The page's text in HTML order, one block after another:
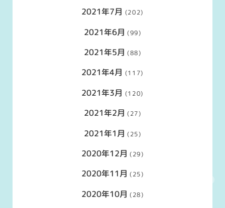
2021年7月 (202)
2021年6月 (99)
2021年5月 (88)
2021年4月 (117)
2021年3月 (120)
2021年2月 (27)
2021年1月 (25)
2020年12月 (29)
2020年11月 (25)
2020年10月 (28)